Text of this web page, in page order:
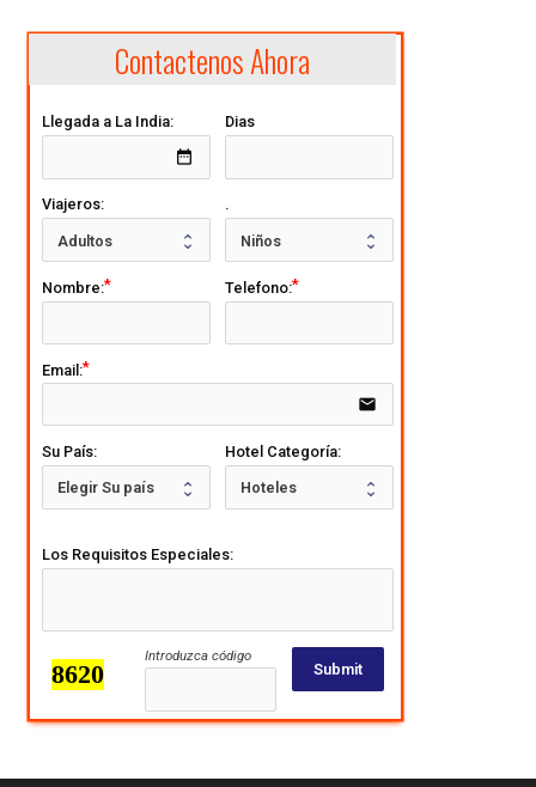
Contactenos Ahora
Llegada a La India:
date_range
Dias
Viajeros: .
Nombre: Telefono:
Email:
email
Su País: Hotel Categoría:
Los Requisitos Especiales:
Introduzca código
Submit